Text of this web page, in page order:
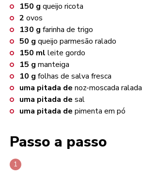
150 g queijo ricota
2 ovos
130 g farinha de trigo
50 g queijo parmesão ralado
150 ml leite gordo
15 g manteiga
10 g folhas de salva fresca
uma pitada de noz-moscada ralada
uma pitada de sal
uma pitada de pimenta em pó
Passo a passo